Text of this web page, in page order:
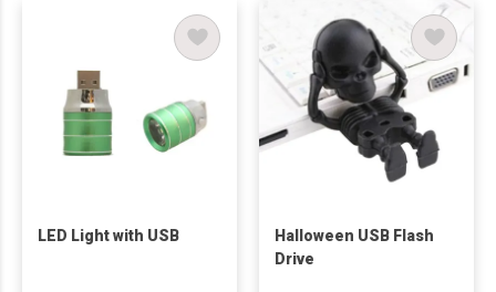
LED Light with USB
Halloween USB Flash
Drive